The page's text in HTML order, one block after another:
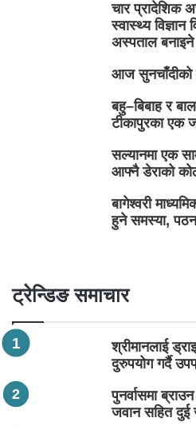
चार प्रादेशिक
स्वास्थ्य विज्ञान
अस्पताल बनाइने
आज सुनचाँदीको
बहु–बिबाह र
टीकापुरका एक
सल्यानमा एक
आफ्नै डेराको
बागेश्वरी
हुने समस्या,
ट्रेन्डिङ समाचार
श्रीमानलाई
दुरुपयोग गर्दै
पुनर्वासमा
जवान सहित दुई